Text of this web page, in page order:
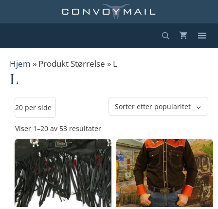
Hjem » Produkt Størrelse » L
L
Viser 1–20 av 53 resultaterSortert
etter
propularitet